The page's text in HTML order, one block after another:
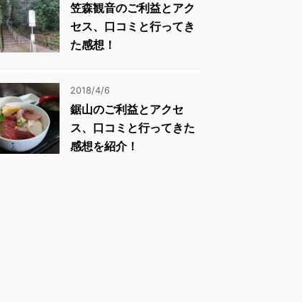
笠森観音のご利益とアク
セス、口コミと行ってき
た感想！
2018/4/6
鋸山のご利益とアクセ
ス、口コミと行ってきた
感想を紹介！